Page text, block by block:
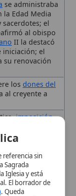
dones del
a
imposición
,
del
sin
y está
borrador de
el uso
que
y el
y Entrar